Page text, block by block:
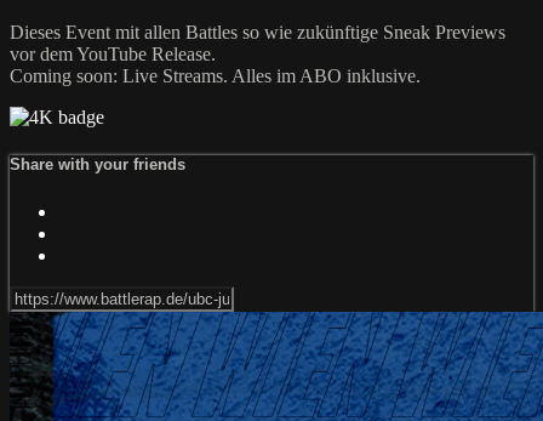
Dieses Event mit allen Battles so wie zukünftige Sneak Previews
vor dem YouTube Release.
Coming soon: Live Streams. Alles im ABO inklusive.
Share with your friends